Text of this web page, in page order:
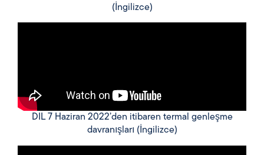
(İngilizce)
DIL 7 Haziran 2022’den itibaren termal genleşme
davranışları (İngilizce)